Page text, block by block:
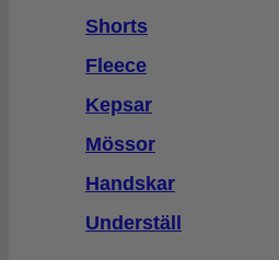
Shorts
Fleece
Kepsar
Mössor
Handskar
Underställ